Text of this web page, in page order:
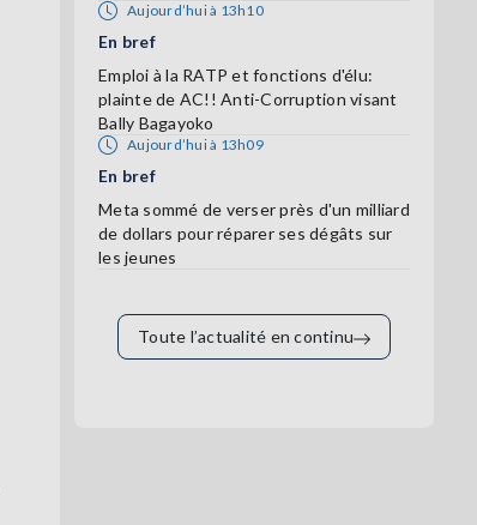
Aujourd’hui à 13h10
En bref
Emploi à la RATP et fonctions d'élu:
plainte de AC!! Anti-Corruption visant
Bally Bagayoko
Aujourd’hui à 13h09
En bref
Meta sommé de verser près d'un milliard
de dollars pour réparer ses dégâts sur
les jeunes
Toute l’actualité en continu